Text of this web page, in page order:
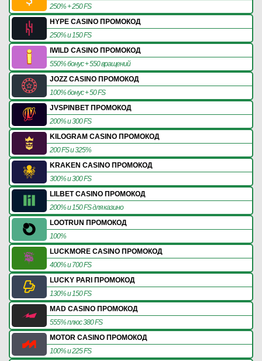
250% + 250 FS
HYPE CASINO ПРОМОКОД
250% и 150 FS
IWILD CASINO ПРОМОКОД
550% бонус + 550 вращений
JOZZ CASINO ПРОМОКОД
100% бонус + 50 FS
JVSPINBET ПРОМОКОД
200% и 300 FS
KILOGRAM CASINO ПРОМОКОД
200 FS и 325%
KRAKEN CASINO ПРОМОКОД
300% и 300 FS
LILBET CASINO ПРОМОКОД
200% и 150 FS для казино
LOOTRUN ПРОМОКОД
100%
LUCKMORE CASINO ПРОМОКОД
400% и 700 FS
LUCKY PARI ПРОМОКОД
130% и 150 FS
MAD CASINO ПРОМОКОД
555% плюс 380 FS
MOTOR CASINO ПРОМОКОД
100% и 225 FS